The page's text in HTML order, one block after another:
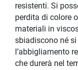
resistenti. Si
perdita di colore
materiali in
sbiadiscono né
l’abbigliamento
che durerà nel